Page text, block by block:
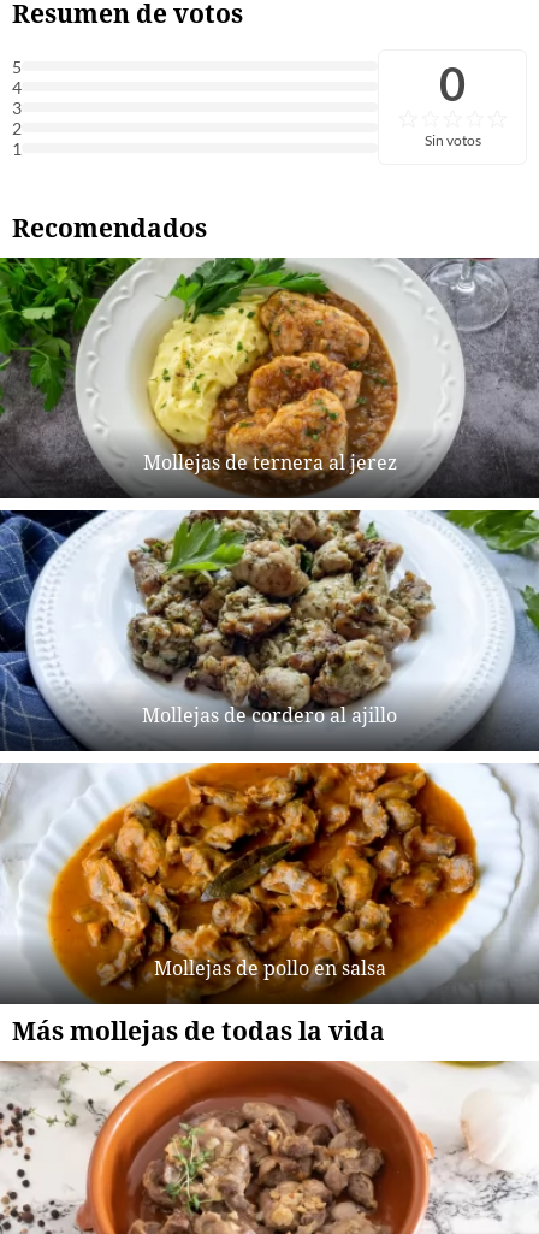
Resumen de votos
5
4
3
2
1
0
Sin votos
Recomendados
Mollejas de ternera al jerez
Mollejas de cordero al ajillo
Mollejas de pollo en salsa
Más mollejas de todas la vida